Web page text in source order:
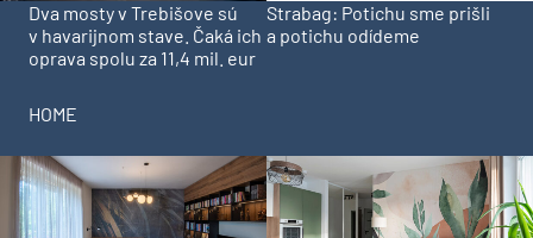
Dva mosty v Trebišove sú
v havarijnom stave. Čaká ich
oprava spolu za 11,4 mil. eur
Strabag: Potichu sme prišli
a potichu odídeme
HOME